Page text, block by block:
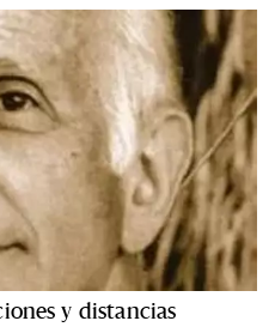
y distancias